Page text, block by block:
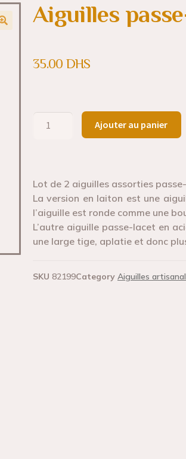
Aiguilles
35.00 DHS
Ajouter au panier
Lot de 2 aiguilles assorties
La version en laiton est une
l’aiguille est ronde comme une
L’autre aiguille passe-lacet en
une large tige, aplatie et donc
SKU 82199Category Aiguilles